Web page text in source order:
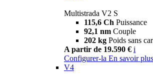
Multistrada V2 S
115,6 Ch Puissance
92,1 nm Couple
202 kg Poids sans
A partir de 19.590 € i
Configurer-la En savoir plus
V4